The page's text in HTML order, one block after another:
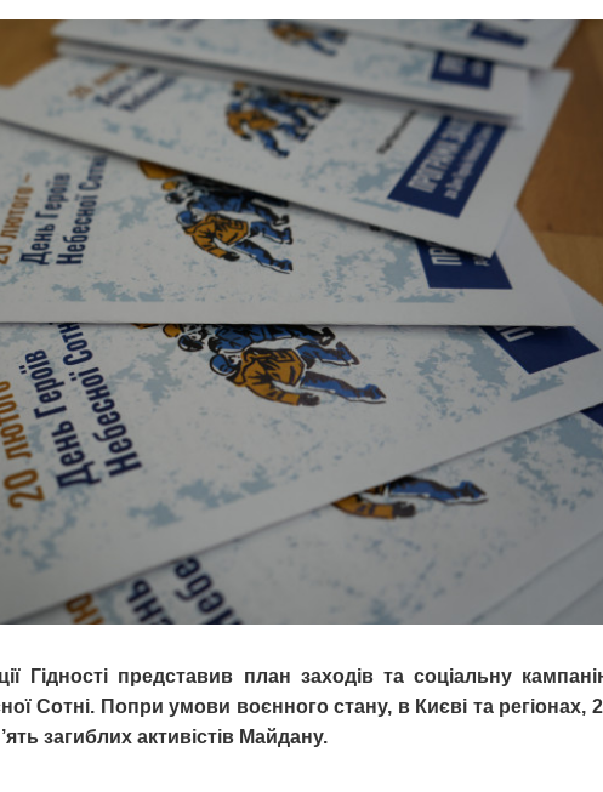
Гідності представив план заходів та соціальну
Сотні. Попри умови воєнного стану, в Києві та регіонах,
загиблих активістів Майдану.